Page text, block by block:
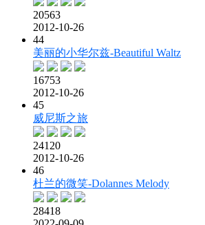
20563
2012-10-26
44
美丽的小华尔兹-Beautiful Waltz
16753
2012-10-26
45
威尼斯之旅
24120
2012-10-26
46
杜兰的微笑-Dolannes Melody
28418